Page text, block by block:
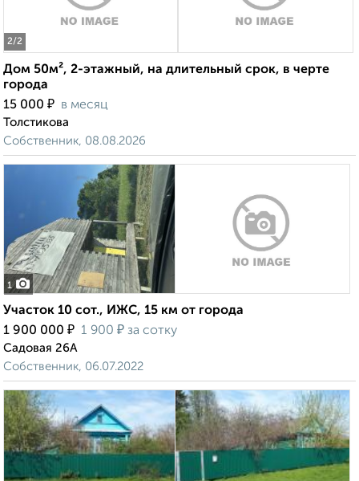
2/2
Дом 50м², 2-этажный, на длительный срок, в черте
города
15 000 ₽ в месяц
Толстикова
Собственник, 08.08.2026
1
Участок 10 сот., ИЖС, 15 км от города
1 900 000 ₽ 1 900 ₽ за сотку
Садовая 26А
Собственник, 06.07.2022